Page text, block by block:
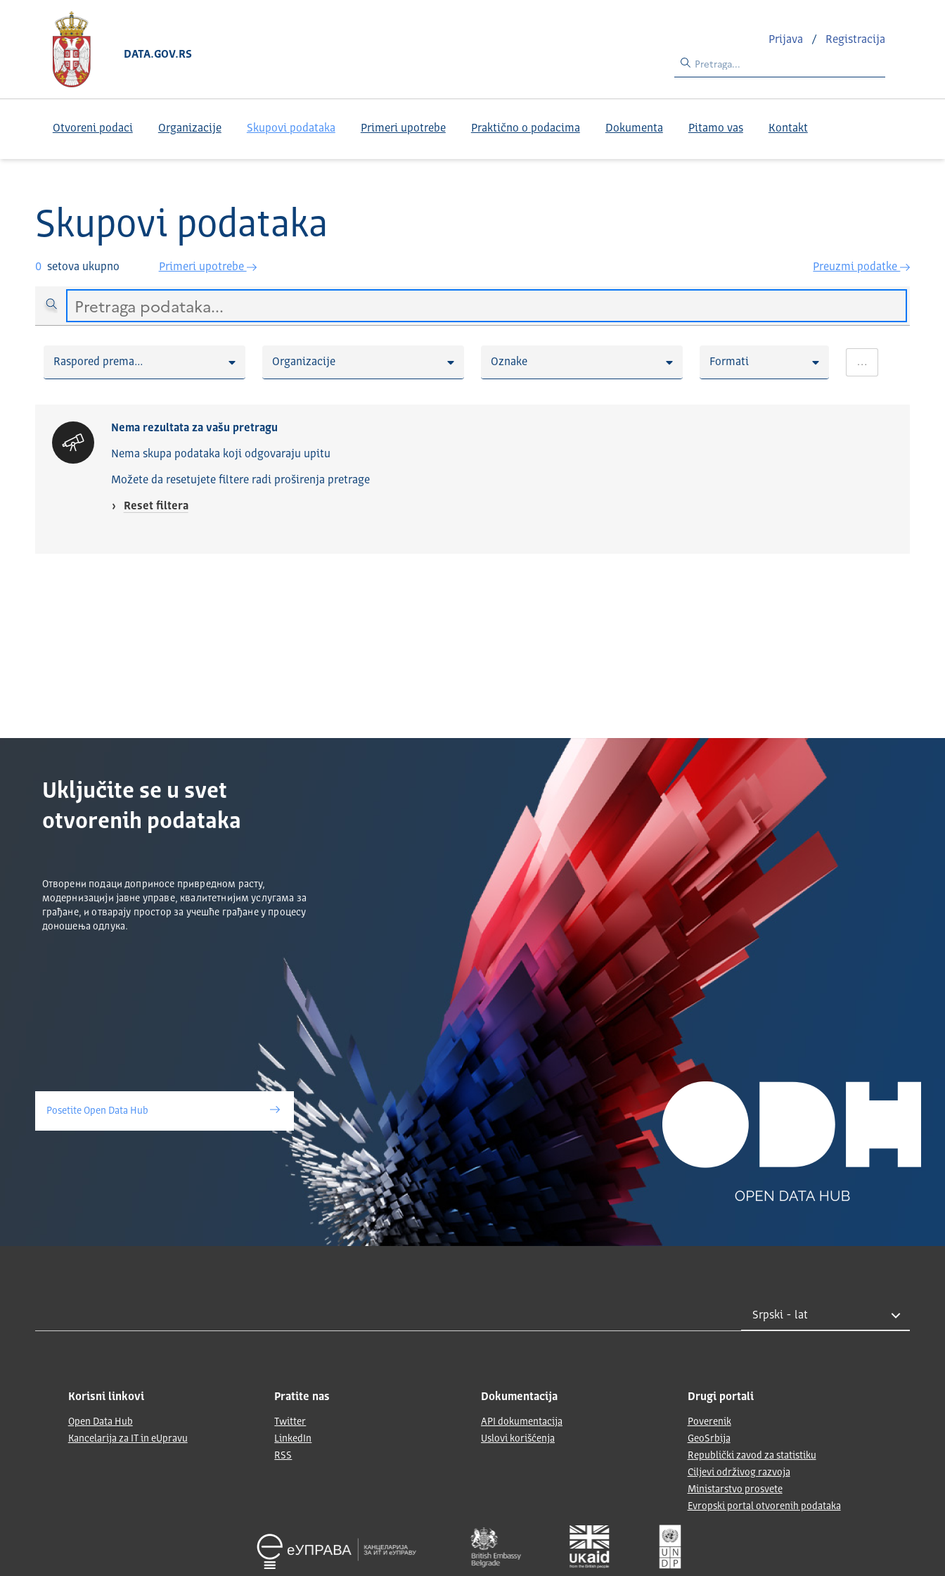
DATA.GOV.RS
Prijava / Registracija
Otvoreni podaci Organizacije Skupovi podataka Primeri upotrebe Praktično o podacima Dokumenta Pitamo vas Kontakt
Skupovi podataka
0 setova ukupno Primeri upotrebe Preuzmi podatke
Raspored prema... Organizacije Oznake Formati …
Nema rezultata za vašu pretragu
Nema skupa podataka koji odgovaraju upitu
Možete da resetujete filtere radi proširenja pretrage
Reset filtera
Uključite se u svet
otvorenih podataka
Отворени подаци доприносе привредном расту,
модернизацији јавне управе, квалитетнијим услугама за
грађане, и отварају простор за учешће грађане у процесу
доношења одлука.
Posetite Open Data Hub
Korisni linkovi
Open Data Hub
Kancelarija za IT in eUpravu
Pratite nas
Twitter
LinkedIn
RSS
Dokumentacija
API dokumentacija
Uslovi korišćenja
Drugi portali
Poverenik
GeoSrbija
Republički zavod za statistiku
Ciljevi održivog razvoja
Ministarstvo prosvete
Evropski portal otvorenih podataka